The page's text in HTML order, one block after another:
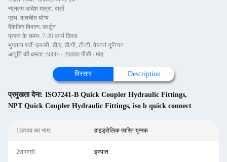
न्यूनतम आदेश मात्रा: वार्ता
मूल्य: बातचीत योग्य
पैकेजिंग विवरण: कार्टून
प्रसव के समय: 7-20 कार्य दिवस
भुगतान शर्तें: एल/सी, डी/ए, डी/पी, टी/टी, वेस्टर्न यूनियन
आपूर्ति की क्षमता: 5000 ~ 20000 पीसी / माह
विस्तार Description
प्रमुखता देना: ISO7241-B Quick Coupler Hydraulic Fittings,
NPT Quick Coupler Hydraulic Fittings, iso b quick connect
1उत्पाद का नाम: हाइड्रोलिक त्वरित युग्मक
2सामग्री: इस्पात